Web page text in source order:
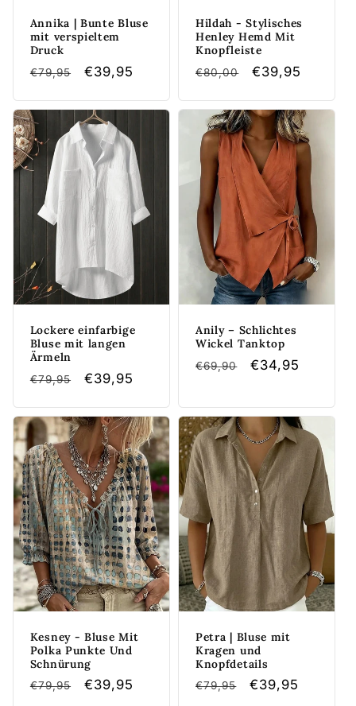
Annika | Bunte Bluse
mit verspieltem
Druck
Normaler
€79,95 Verkaufspreis
€39,95
Hildah - Stylisches
Henley Hemd Mit
Knopfleiste
Normaler
€80,00 Verkaufspreis
€39,95
Lockere einfarbige
Bluse mit langen
Ärmeln
Normaler
€79,95 Verkaufspreis
€39,95
Anily – Schlichtes
Wickel Tanktop
Normaler
€69,90 Verkaufspreis
€34,95
Kesney - Bluse Mit
Polka Punkte Und
Schnürung
Normaler
€79,95 Verkaufspreis
€39,95
Petra | Bluse mit
Kragen und
Knopfdetails
Normaler
€79,95 Verkaufspreis
€39,95